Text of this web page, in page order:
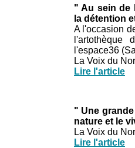
" Au sein de
la détention
A l'occasion
l'espace36
La Voix du
Lire l'article
" Une
nature et le
La Voix du
Lire l'article